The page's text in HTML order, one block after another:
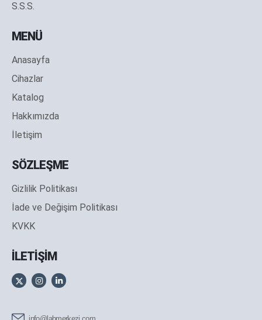
S.S.S.
MENÜ
Anasayfa
Cihazlar
Katalog
Hakkımızda
İletişim
SÖZLEŞME
Gizlilik Politikası
İade ve Değişim Politikası
KVKK
İLETİŞİM